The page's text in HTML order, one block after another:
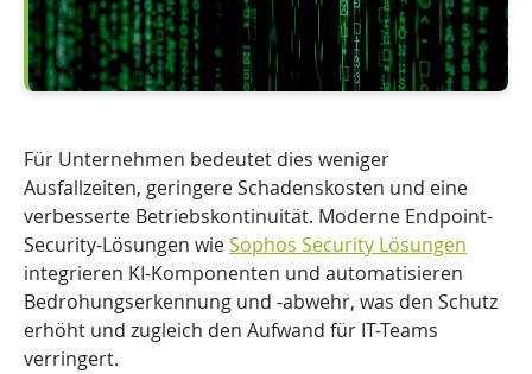
Für Unternehmen bedeutet dies weniger
Ausfallzeiten, geringere Schadenskosten und eine
verbesserte Betriebskontinuität. Moderne Endpoint-
Security-Lösungen wieSophos Security Lösungen
integrieren KI-Komponenten und automatisieren
Bedrohungserkennung und -abwehr, was den Schutz
erhöht und zugleich den Aufwand für IT-Teams
verringert.